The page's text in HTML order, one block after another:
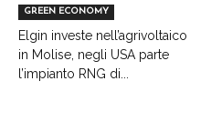
GREEN ECONOMY
Elgin investe nell’agrivoltaico
in Molise, negli USA parte
l’impianto RNG di...